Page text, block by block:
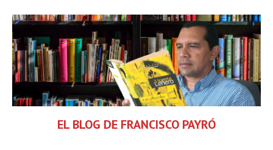
EL BLOG DE FRANCISCO PAYRÓ